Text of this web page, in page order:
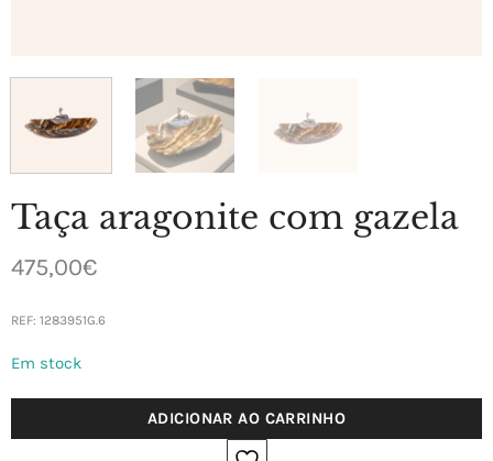
Taça aragonite com gazela
475,00€
REF: 1283951G.6
Em stock
ADICIONAR AO CARRINHO